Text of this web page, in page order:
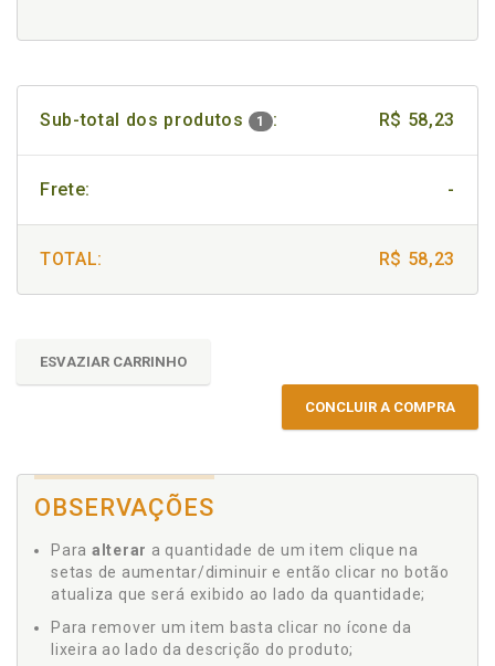
Sub-total dos produtos 1 : R$ 58,23
Frete: -
TOTAL: R$ 58,23
ESVAZIAR CARRINHO
CONCLUIR A COMPRA
OBSERVAÇÕES
Para alterar a quantidade de um item clique na
setas de aumentar/diminuir e então clicar no botão
atualiza que será exibido ao lado da quantidade;
Para remover um item basta clicar no ícone da
lixeira ao lado da descrição do produto;